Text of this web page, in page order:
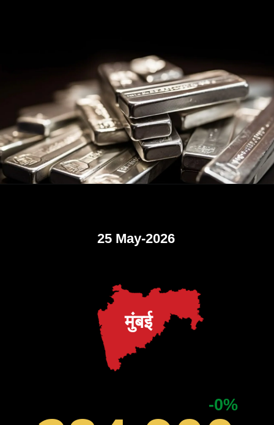
-0%
25 May-2026
मुंबई